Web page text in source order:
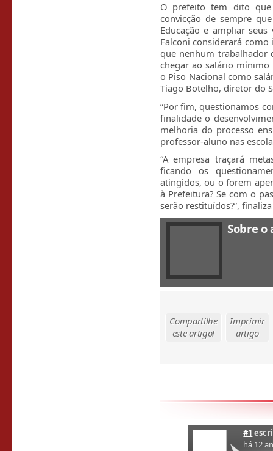
O prefeito tem dito
convicção de sempre
Educação e ampliar seus
Falconi considerará
que nenhum trabalhador
chegar ao salário mínimo
o Piso Nacional como
Tiago Botelho, diretor do
“Por fim, questionamos
finalidade o
melhoria do processo
professor-aluno nas
“A empresa traçará
ficando os
atingidos, ou o forem
à Prefeitura? Se com o
serão restituídos?”,
Sobre o
Compartilhe
este artigo!
Imprimir
artigo
#1
há 12